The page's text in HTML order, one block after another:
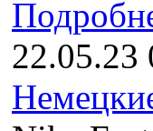
22.05.23